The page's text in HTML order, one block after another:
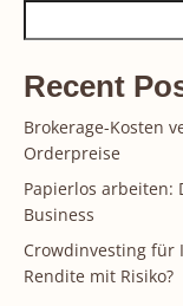
Recent
Brokerage-Kosten
Orderpreise
Papierlos arbeiten:
Business
Crowdinvesting für
Rendite mit Risiko?